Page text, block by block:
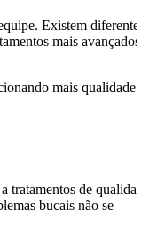
Existem diferentes
mais avançados,
mais qualidade de
de qualidade
bucais não se